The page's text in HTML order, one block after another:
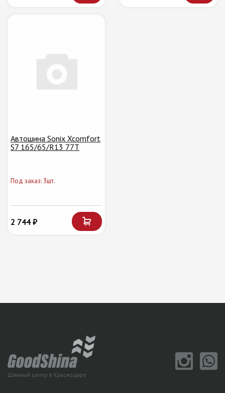
Автошина Sonix Xcomfort
S7 165/65/R13 77T
Под заказ: 3шт.
2 744 ₽
Шинный центр в Краснодаре